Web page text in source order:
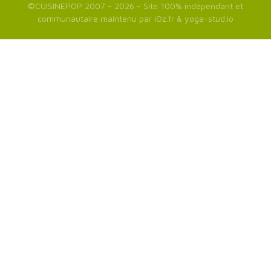
©CUISINEPOP 2007 - 2026 - Site 100% indépendant et
communautaire maintenu par iOz.fr & yoga-stud.io